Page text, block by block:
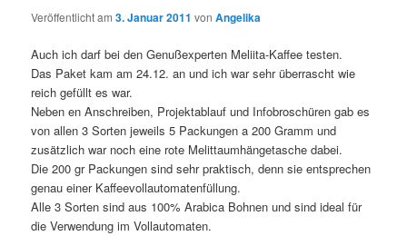
Veröffentlicht am3. Januar 2011 vonAngelika
Auch ich darf bei den Genußexperten Meliita-Kaffee testen.
Das Paket kam am 24.12. an und ich war sehr überrascht wie
reich gefüllt es war.
Neben en Anschreiben, Projektablauf und Infobroschüren gab es
von allen 3 Sorten jeweils 5 Packungen a 200 Gramm und
zusätzlich war noch eine rote Melittaumhängetasche dabei.
Die 200 gr Packungen sind sehr praktisch, denn sie entsprechen
genau einer Kaffeevollautomatenfüllung.
Alle 3 Sorten sind aus 100% Arabica Bohnen und sind ideal für
die Verwendung im Vollautomaten.